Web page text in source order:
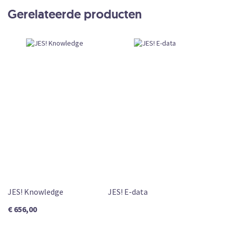
Gerelateerde producten
JES! Knowledge
€ 656,00
JES! E-data